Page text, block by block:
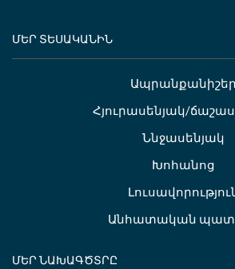
ՄԵՐ ՏԵՍԱԿԱՆԻՆ
Ապրանքանիշեր
Հյուրասենյակ/
Ննջասենյակ
Խոհանոց
Անհատական
ՄԵՐ ՆԱԽԱԳԾՏՐԸ